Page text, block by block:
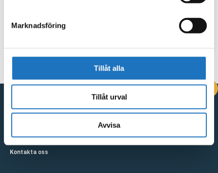
Marknadsföring
Tillåt alla
Tillåt urval
Avvisa
Kontakta oss